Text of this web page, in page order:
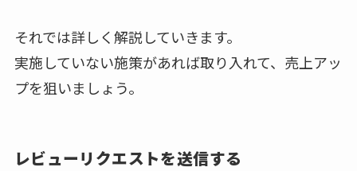
それでは詳しく解説していきます。
実施していない施策があれば取り入れて、売上アッ
プを狙いましょう。
レビューリクエストを送信する